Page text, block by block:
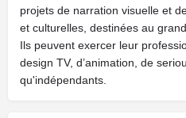
projets de narration visuelle et
et culturelles, destinées au
Ils peuvent exercer leur
design TV, d’animation, de
qu'indépendants.